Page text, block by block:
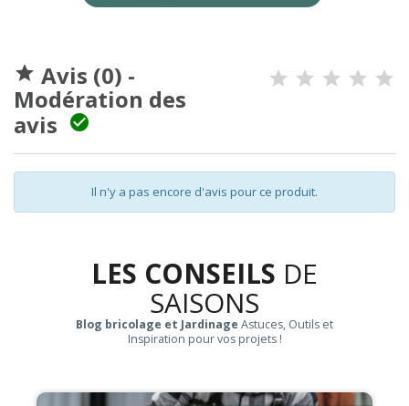
 Avis (0) -
Modération des
avis

Il n'y a pas encore d'avis pour ce produit.
LES CONSEILS DE
SAISONS
Blog bricolage et Jardinage Astuces, Outils et
Inspiration pour vos projets !